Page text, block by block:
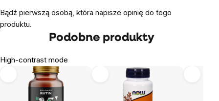
Bądź pierwszą osobą, która napisze opinię do tego
produktu.
Podobne produkty
High-contrast mode